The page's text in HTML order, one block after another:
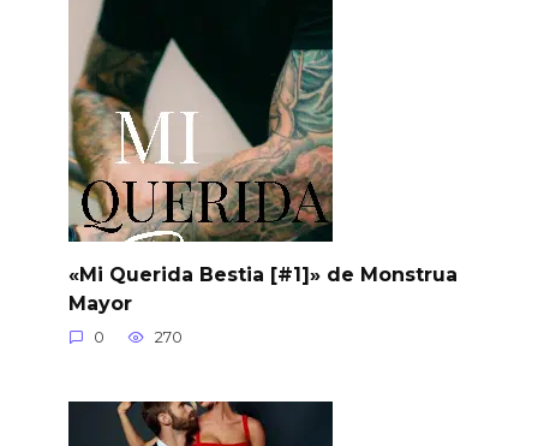
«Mi Querida Bestia [#1]» de Monstrua
Mayor
0 270